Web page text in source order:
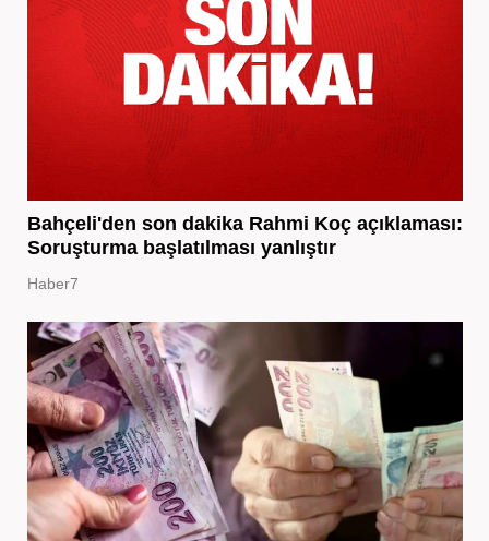
Bahçeli'den son dakika Rahmi Koç açıklaması:
Soruşturma başlatılması yanlıştır
Haber7